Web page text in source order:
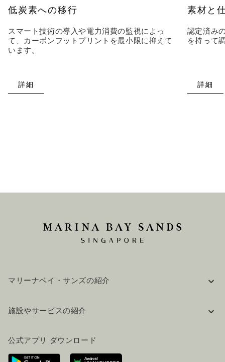
低炭素への移行
スマート技術の導入や電力消費の監視によっ
て、カーボンフットプリントを最小限に抑えて
います。
詳細
素材と
認定済み
を持って
詳細
マリーナベイ・サンズの紹介
採用情報
お問い合わせ
施設やサービスの紹介
ご来場にあたって
ホテルへのアクセス
公式アプリ ダウンロード